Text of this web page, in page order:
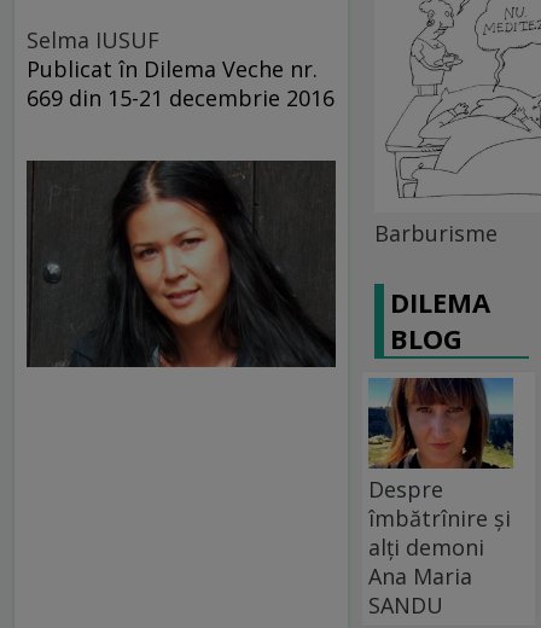
Selma IUSUF
Publicat în Dilema Veche nr.
669 din 15-21 decembrie 2016
Barburisme
DILEMA
BLOG
Despre
îmbătrînire și
alți demoni
Ana Maria
SANDU